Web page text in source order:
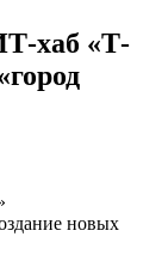
хаб «Т-
новых